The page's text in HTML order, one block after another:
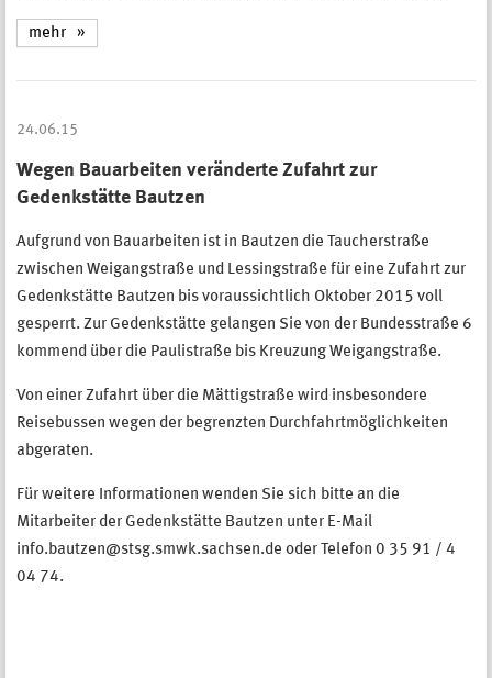
mehr
24.06.15
Wegen Bauarbeiten veränderte Zufahrt zur
Gedenkstätte Bautzen
Aufgrund von Bauarbeiten ist in Bautzen die Taucherstraße
zwischen Weigangstraße und Lessingstraße für eine Zufahrt zur
Gedenkstätte Bautzen bis voraussichtlich Oktober 2015 voll
gesperrt. Zur Gedenkstätte gelangen Sie von der Bundesstraße 6
kommend über die Paulistraße bis Kreuzung Weigangstraße.
Von einer Zufahrt über die Mättigstraße wird insbesondere
Reisebussen wegen der begrenzten Durchfahrtmöglichkeiten
abgeraten.
Für weitere Informationen wenden Sie sich bitte an die
Mitarbeiter der Gedenkstätte Bautzen unter E-Mail
info.bautzen@stsg.smwk.sachsen.de oder Telefon 0 35 91 / 4
04 74.